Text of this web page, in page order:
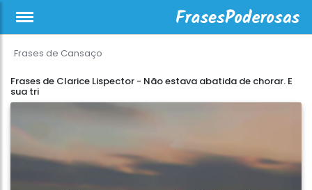
Frases de Cansaço
Frases de Clarice Lispector - Não estava abatida de chorar. E
sua tri